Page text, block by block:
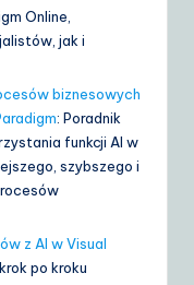
Online,
jak i
biznesowych
: Poradnik
funkcji AI w
szybszego i
z AI w Visual
po kroku